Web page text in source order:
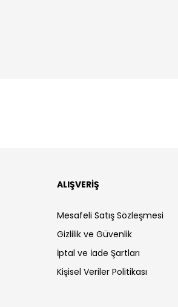
ALIŞVERİŞ
Mesafeli Satış Sözleşmesi
Gizlilik ve Güvenlik
İptal ve İade Şartları
Kişisel Veriler Politikası